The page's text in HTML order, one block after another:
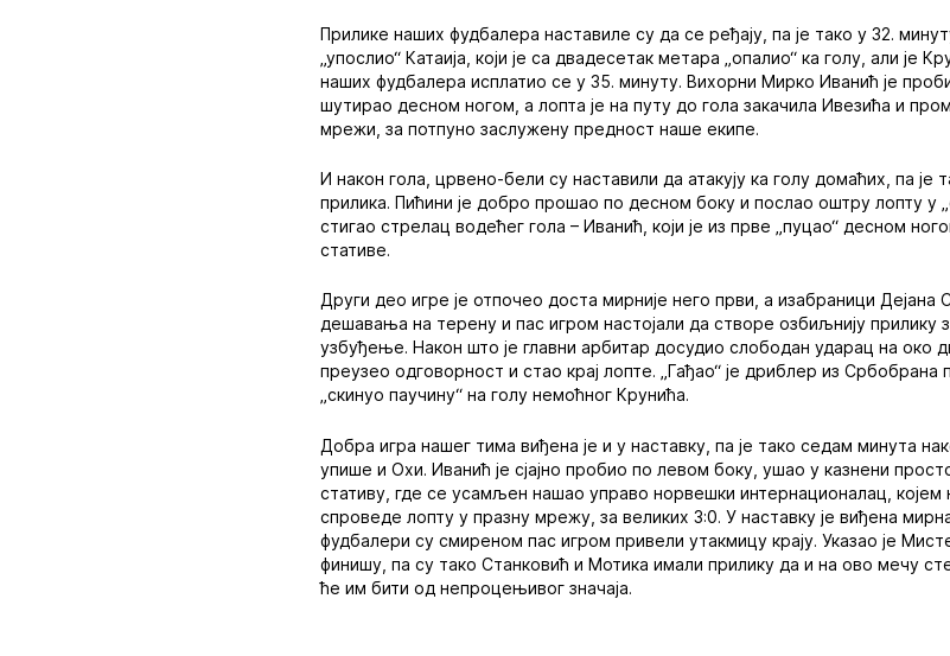
Прилике наших фудбалера наставиле су да се ређају, па је тако у 32.
„упослио“ Катаија, који је са двадесетак метара „опалио“ ка голу, али је
наших фудбалера исплатио се у 35. минуту. Вихорни Мирко Иванић је
шутирао десном ногом, а лопта је на путу до гола закачила Ивезића и
мрежи, за потпуно заслужену предност наше екипе.
И након гола, црвено-бели су наставили да атакују ка голу домаћих, па је
прилика. Пићини је добро прошао по десном боку и послао оштру лопту у
стигао стрелац водећег гола – Иванић, који је из прве „пуцао“ десном
стативе.
Други део игре је отпочео доста мирније него први, а изабраници Дејана
дешавања на терену и пас игром настојали да створе озбиљнију прилику
узбуђење. Након што је главни арбитар досудио слободан ударац на око
преузео одговорност и стао крај лопте. „Гађао“ је дриблер из
„скинуо паучину“ на голу немоћног Крунића.
Добра игра нашег тима виђена је и у наставку, па је тако седам минута
упише и Охи. Иванић је сјајно пробио по левом боку, ушао у казнени
стативу, где се усамљен нашао управо норвешки интернационалац,
спроведе лопту у празну мрежу, за великих 3:0. У наставку је виђена
фудбалери су смиреном пас игром привели утакмицу крају. Указао је
финишу, па су тако Станковић и Мотика имали прилику да и на ово мечу
ће им бити од непроцењивог значаја.